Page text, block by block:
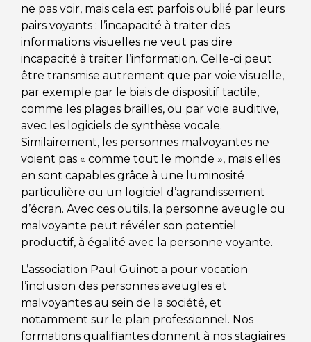
ne pas voir, mais cela est parfois oublié par leurs
pairs voyants : l’incapacité à traiter des
informations visuelles ne veut pas dire
incapacité à traiter l’information. Celle-ci peut
être transmise autrement que par voie visuelle,
par exemple par le biais de dispositif tactile,
comme les plages brailles, ou par voie auditive,
avec les logiciels de synthèse vocale.
Similairement, les personnes malvoyantes ne
voient pas « comme tout le monde », mais elles
en sont capables grâce à une luminosité
particulière ou un logiciel d’agrandissement
d’écran. Avec ces outils, la personne aveugle ou
malvoyante peut révéler son potentiel
productif, à égalité avec la personne voyante.
L’association Paul Guinot a pour vocation
l’inclusion des personnes aveugles et
malvoyantes au sein de la société, et
notamment sur le plan professionnel. Nos
formations qualifiantes donnent à nos stagiaires